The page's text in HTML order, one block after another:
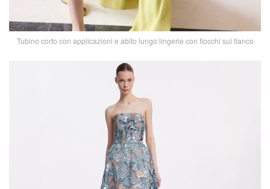
Tubino corto con applicazioni e abito lungo lingerie con fiocchi sul fianco